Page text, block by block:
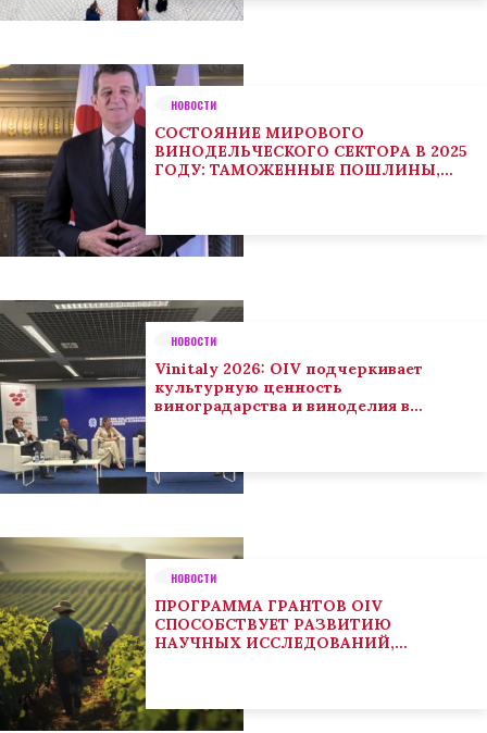
НОВОСТИ
СОСТОЯНИЕ МИРОВОГО
ВИНОДЕЛЬЧЕСКОГО СЕКТОРА В 2025
ГОДУ: ТАМОЖЕННЫЕ ПОШЛИНЫ,
НОВОСТИ
Vinitaly 2026: OIV подчеркивает
культурную ценность
виноградарства и виноделия в
НОВОСТИ
ПРОГРАММА ГРАНТОВ OIV
СПОСОБСТВУЕТ РАЗВИТИЮ
НАУЧНЫХ ИССЛЕДОВАНИЙ,